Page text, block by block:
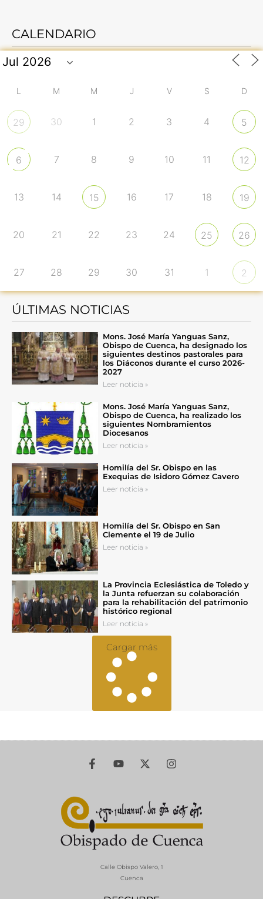
CALENDARIO
L M M J V S D
29 30 1 2 3 4 5
6 7 8 9 10 11 12
13 14 15 16 17 18 19
20 21 22 23 24 25 26
27 28 29 30 31 1 2
ÚLTIMAS NOTICIAS
Mons. José María Yanguas Sanz,
Obispo de Cuenca, ha designado los
siguientes destinos pastorales para
los Diáconos durante el curso 2026-
2027
Leer noticia »
Mons. José María Yanguas Sanz,
Obispo de Cuenca, ha realizado los
siguientes Nombramientos
Diocesanos
Leer noticia »
Homilía del Sr. Obispo en las
Exequias de Isidoro Gómez Cavero
Leer noticia »
Homilía del Sr. Obispo en San
Clemente el 19 de Julio
Leer noticia »
La Provincia Eclesiástica de Toledo y
la Junta refuerzan su colaboración
para la rehabilitación del patrimonio
histórico regional
Leer noticia »
Cargar más
Calle Obispo Valero, 1
Cuenca